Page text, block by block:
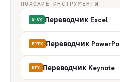
ПОХОЖИЕ ИНСТРУМЕНТЫ
XLSX Переводчик Excel
PPTX Переводчик
KEY Переводчик Keynote